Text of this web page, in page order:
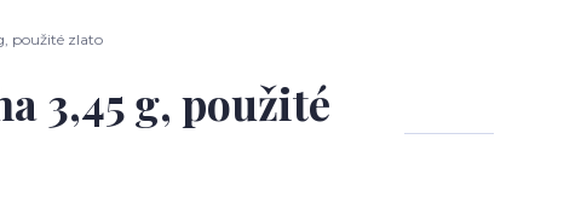
použité zlato
3,45 g, použité